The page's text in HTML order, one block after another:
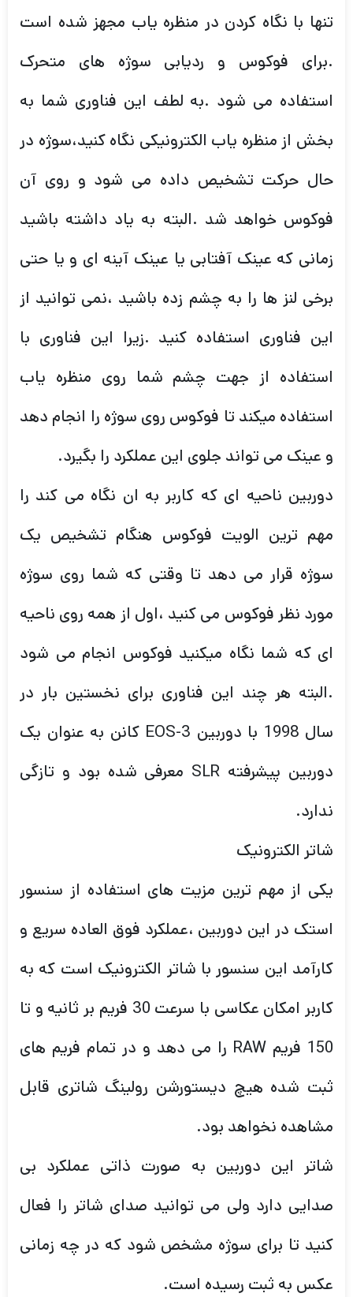
تنها با نگاه کردن در منظره یاب مجهز شده است
.برای فوکوس و ردیابی سوژه های متحرک
استفاده می شود .به لطف این فناوری شما به
بخش از منظره یاب الکترونیکی نگاه کنید،سوژه در
حال حرکت تشخیص داده می شود و روی آن
فوکوس خواهد شد .البته به یاد داشته باشید
زمانی که عینک آفتابی یا عینک آینه ای و یا حتی
برخی لنز ها را به چشم زده باشید ،نمی توانید از
این فناوری استفاده کنید .زیرا این فناوری با
استفاده از جهت چشم شما روی منظره یاب
استفاده میکند تا فوکوس روی سوژه را انجام دهد
و عینک می تواند جلوی این عملکرد را بگیرد.
دوربین ناحیه ای که کاربر به ان نگاه می کند را
مهم ترین الویت فوکوس هنگام تشخیص یک
سوژه قرار می دهد تا وقتی که شما روی سوژه
مورد نظر فوکوس می کنید ،اول از همه روی ناحیه
ای که شما نگاه میکنید فوکوس انجام می شود
.البته هر چند این فناوری برای نخستین بار در
سال 1998 با دوربین 3-EOS کانن به عنوان یک
دوربین پیشرفته SLR معرفی شده بود و تازگی
ندارد.
شاتر الکترونیک
یکی از مهم ترین مزیت های استفاده از سنسور
استک در این دوربین ،عملکرد فوق العاده سریع و
کارآمد این سنسور با شاتر الکترونیک است که به
کاربر امکان عکاسی با سرعت 30 فریم بر ثانیه و تا
150 فریم RAW را می دهد و در تمام فریم های
ثبت شده هیچ دیستورشن رولینگ شاتری قابل
مشاهده نخواهد بود.
شاتر این دوربین به صورت ذاتی عملکرد بی
صدایی دارد ولی می توانید صدای شاتر را فعال
کنید تا برای سوژه مشخص شود که در چه زمانی
عکس به ثبت رسیده است.